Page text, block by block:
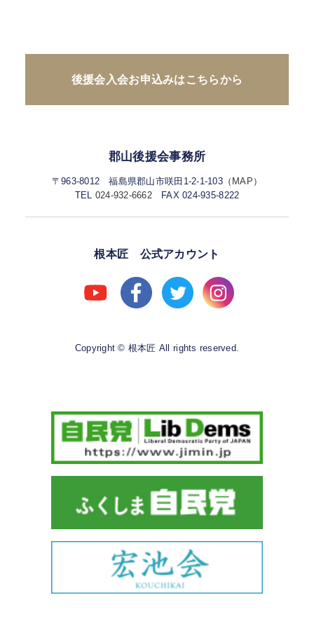
後援会入会お申込みはこちらから
郡山後援会事務所
〒963-8012 福島県郡山市咲田1-2-1-103（ MAP ）
TEL 024-932-6662FAX 024-935-8222
根本匠 公式アカウント
Copyright © 根本匠 All rights reserved.